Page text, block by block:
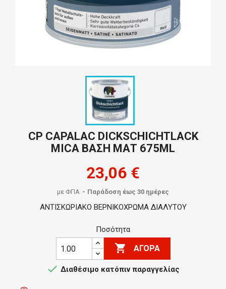
CP CAPALAC DICKSCHICHTLACK
MICA ΒΑΣΗ ΜΑΤ 675ML
23,06 €
με ΦΠΑ Παράδοση έως 30 ημέρες
ΑΝΤΙΣΚΩΡΙΑΚΟ ΒΕΡΝΙΚΟΧΡΩΜΑ ΔΙΑΛΥΤΟΥ
Ποσότητα
 ΑΓΟΡΆ
 Διαθέσιμο κατόπιν παραγγελίας